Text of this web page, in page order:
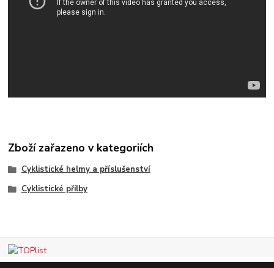
Zboží zařazeno v kategoriích
Cyklistické helmy a příslušenství
Cyklistické přilby